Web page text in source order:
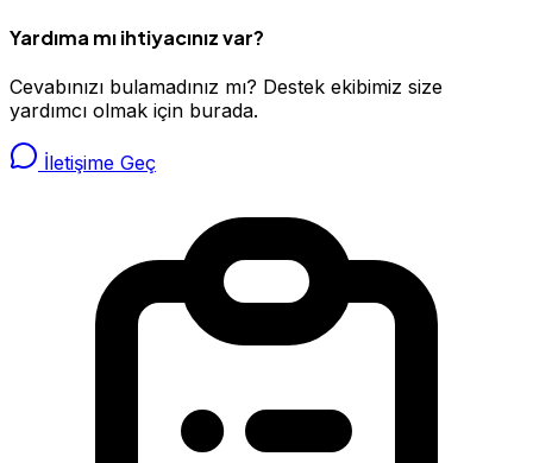
Yardıma mı ihtiyacınız var?
Cevabınızı bulamadınız mı? Destek ekibimiz size
yardımcı olmak için burada.
İletişime Geç